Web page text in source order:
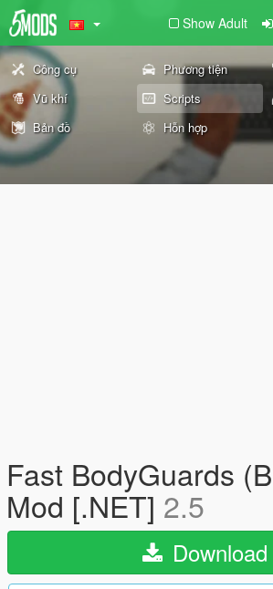
Show Adult
Công cụ Phương tiện
Vũ khí
Scripts
Bản đồ
Hỗn hợp
Fast BodyGuards
Mod [.NET] 2.5
Download